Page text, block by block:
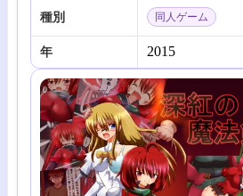
種別 同人ゲーム
年 2015